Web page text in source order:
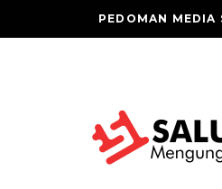
PEDOMAN MEDIA